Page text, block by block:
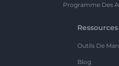
Programme Des
Ressources
Outils De
Blog